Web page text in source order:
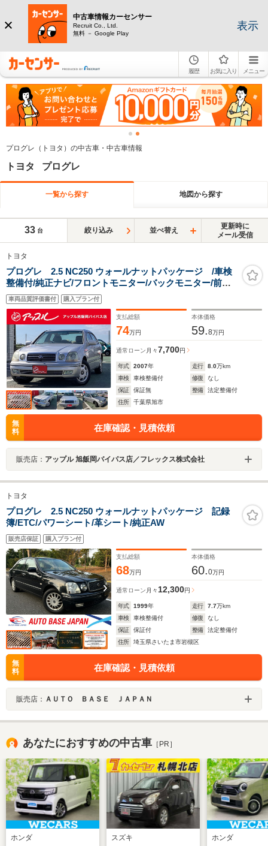
中古車情報カーセンサー
Recruit Co., Ltd.
無料 － Google Play
表示
履歴 お気に入り メニュー
プログレ（トヨタ）の中古車・中古車情報
トヨタ プログレ
一覧から探す 地図から探す
33 台 絞り込み 並べ替え
更新時に
メール受信
トヨタ
プログレ 2.5 NC250 ウォールナットパッケージ /車検
整備付/純正ナビ/フロントモニター/バックモニター/前方
ドライブレコーダー/純正15インチアルミホイール
車両品質評価書付 購入プラン付
支払総額
74万円
本体価格
59.8万円
通常ローン 月々7,700円
年式 2007年 走行 8.0万km
車検
車検整備付 修復
なし
保証
保証無 整備
法定整備付
住所
千葉県旭市
無
料
在庫確認・見積依頼
販売店： アップル 旭飯岡バイパス店／フレックス株式会社
トヨタ
プログレ 2.5 NC250 ウォールナットパッケージ 記録
簿/ETC/パワーシート/革シート/純正AW
販売店保証 購入プラン付
支払総額
68万円
本体価格
60.0万円
通常ローン 月々12,300円
年式 1999年 走行 7.7万km
車検
車検整備付 修復
なし
保証
保証付 整備
法定整備付
住所
埼玉県さいたま市岩槻区
無
料
在庫確認・見積依頼
販売店： ＡＵＴＯ ＢＡＳＥ ＪＡＰＡＮ
あなたにおすすめの中古車 ［PR］
ホンダ スズキ ホンダ